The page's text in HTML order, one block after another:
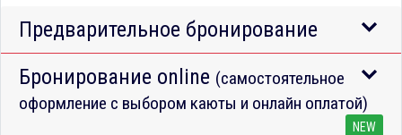
Предварительное бронирование
Бронирование online (самостоятельное
оформление с выбором каюты и онлайн оплатой)
NEW